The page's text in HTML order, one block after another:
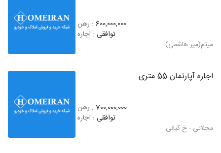
600,000,000 : رهن
توافقی : اجاره
میثم(میر هاشمی)
اجاره آپارتمان 55 متری
700,000,000 : رهن
توافقی : اجاره
محلاتی - خ کیانی